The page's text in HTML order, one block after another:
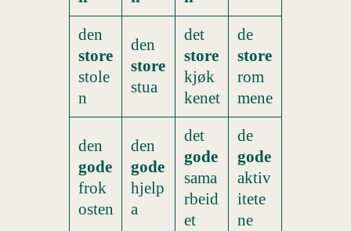
den
store
stole
n
den
store
stua
det
store
kjøk
kenet
de
store
rom
mene
den
gode
frok
osten
den
gode
hjelp
a
det
gode
sama
rbeid
et
de
gode
aktiv
itete
ne